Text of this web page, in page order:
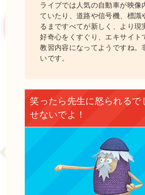
ライブでは人気の自動車が映像
ていたり、道路や信号機、標識
るまですべてが新しく、より現
好奇心をくすぐり、エキサイト
教習内容になってようですね。
いです。
笑ったら先生に怒られるで
せないでよ！